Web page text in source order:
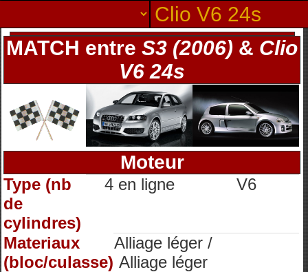
MATCH entreS3 (2006) & Clio
V6 24s
Moteur
Type (nb
de
cylindres)
4 en ligne V6
Materiaux
(bloc/culasse)
Alliage léger /
Alliage léger